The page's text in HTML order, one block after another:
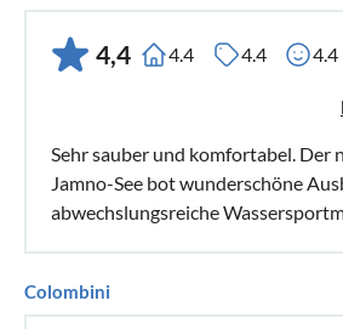
4,4 4.4 4.4 4.4
Sehr sauber und komfortabel. Der
Jamno-See bot wunderschöne
abwechslungsreiche
Colombini